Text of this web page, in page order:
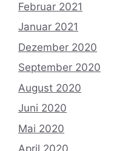
Februar 2021
Januar 2021
Dezember 2020
September 2020
August 2020
Juni 2020
Mai 2020